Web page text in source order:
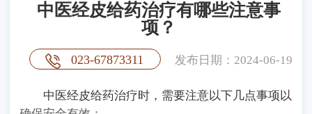
中医经皮给药治疗有哪些注意事
项？
023-67873311 发布日期：2024-06-19
中医经皮给药治疗时，需要注意以下几点事项以